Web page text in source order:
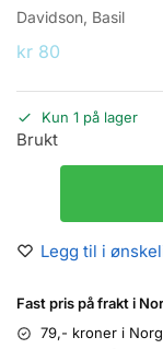
Davidson, Basil
kr 80
Kun 1 på lager
Brukt
Legg til i
Fast pris på frakt i
79,- kroner i